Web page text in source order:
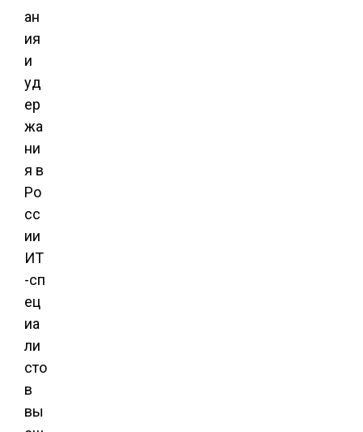
ан
ия
и
уд
ер
жа
ни
я в
Ро
сс
ии
ИТ
-сп
ец
иа
ли
сто
в
вы